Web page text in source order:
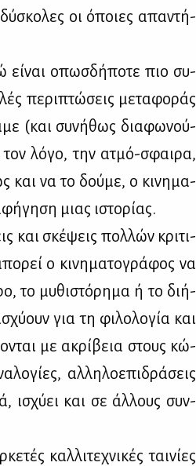
οι όποιες απα­ντή­
εί­ναι οπωσ­δή­πο­τε πιο συ­
πε­ρι­πτώ­σεις με­τα­φο­ράς
(και συ­νή­θως δια­φω­νού­
λό­γο, την ατμό-σφαι­ρα,
και να το δού­με, ο κι­νη­μα­
μιας ιστο­ρί­ας.
και σκέ­ψεις πολ­λών κρι­τι­
ο κι­νη­μα­το­γρά­φος να
το μυ­θι­στό­ρη­μα ή το δι­ή­
για τη φι­λο­λο­γία και
με ακρί­βεια στους κώ­
αλ­λη­λο­ε­πι­δρά­σεις
ισχύ­ει και σε άλ­λους συν­
καλ­λι­τε­χνι­κές ται­νί­ες